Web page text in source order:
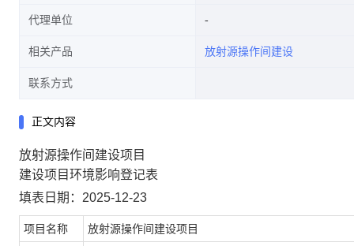
代理单位
相关产品 放射源操作间建设
联系方式
正文内容
放射源操作间建设项目
建设项目环境影响登记表
填表日期：2025-12-23
项目名称 放射源操作间建设项目